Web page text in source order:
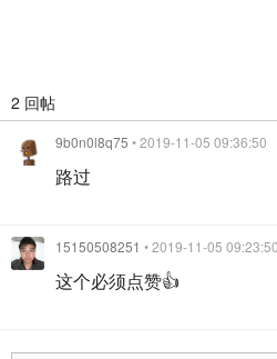
2 回帖
9b0n0l8q75 • 2019-11-05 09:36:50
路过
15150508251 • 2019-11-05 09:23:50
这个必须点赞👍